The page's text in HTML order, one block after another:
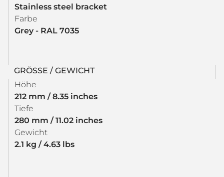
Stainless steel bracket
Farbe
Grey - RAL 7035
GRÖSSE / GEWICHT
Höhe
212 mm / 8.35 inches
Tiefe
280 mm / 11.02 inches
Gewicht
2.1 kg / 4.63 lbs